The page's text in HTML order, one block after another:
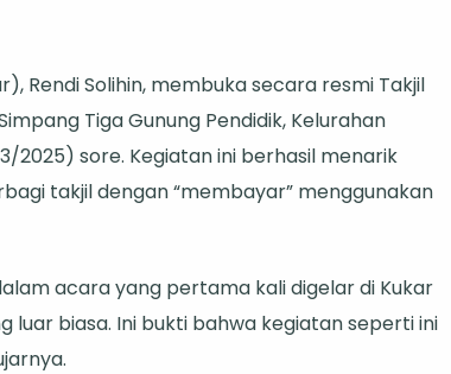
Rendi Solihin, membuka secara resmi Takjil
Tiga Gunung Pendidik, Kelurahan
2025) sore. Kegiatan ini berhasil menarik
takjil dengan “membayar” menggunakan
acara yang pertama kali digelar di Kukar
luar biasa. Ini bukti bahwa kegiatan seperti ini